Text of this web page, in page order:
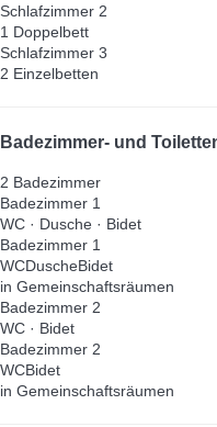
Schlafzimmer 2
1 Doppelbett
Schlafzimmer 3
2 Einzelbetten
Badezimmer- und
2 Badezimmer
Badezimmer 1
WC · Dusche · Bidet
Badezimmer 1
WCDuscheBidet
in Gemeinschaftsräumen
Badezimmer 2
WC · Bidet
Badezimmer 2
WCBidet
in Gemeinschaftsräumen